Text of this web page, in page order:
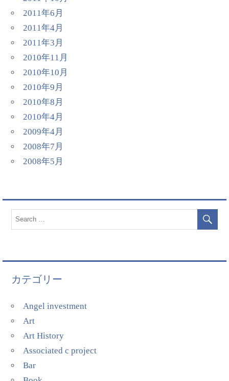
2011年6月
2011年4月
2011年3月
2010年11月
2010年10月
2010年9月
2010年8月
2010年4月
2009年4月
2008年7月
2008年5月
カテゴリー
Angel investment
Art
Art History
Associated c project
Bar